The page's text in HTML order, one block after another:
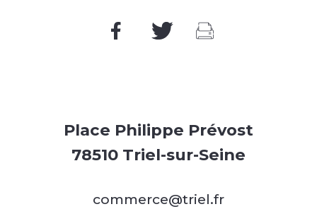
Place Philippe Prévost
78510 Triel-sur-Seine
commerce@triel.fr